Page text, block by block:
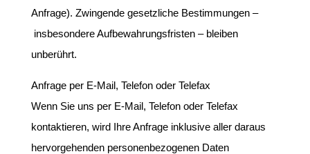
Anfrage). Zwingende gesetzliche Bestimmungen –
insbesondere Aufbewahrungsfristen – bleiben
unberührt.
Anfrage per E-Mail, Telefon oder Telefax
Wenn Sie uns per E-Mail, Telefon oder Telefax
kontaktieren, wird Ihre Anfrage inklusive aller daraus
hervorgehenden personenbezogenen Daten